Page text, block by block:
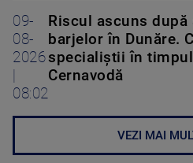
09-
08-
2026
08:02
Riscul ascuns
barjelor în Dunăre.
specialiștii în
Cernavodă
VEZI MAI